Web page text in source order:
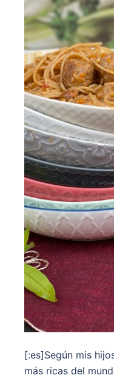
[:es]Según mis
más ricas del